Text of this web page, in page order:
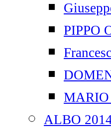
PIPPO
ALBO